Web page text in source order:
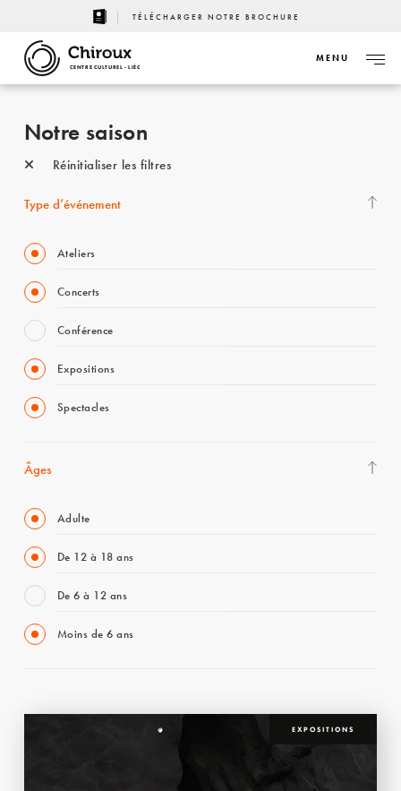
TÉLÉCHARGER NOTRE BROCHURE
CENTRE CULTUREL - LIÈGE
MENU
Notre saison
Réinitialiser les filtres
Type d’événement
Ateliers
Concerts
Conférence
Expositions
Spectacles
Âges
Adulte
De 12 à 18 ans
De 6 à 12 ans
Moins de 6 ans
EXPOSITIONS